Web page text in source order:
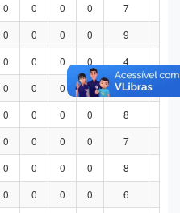
0 0 0 0 7
0 0 0 0 9
0 0 0 0 4
0 0 0 0 5
0 0 0 0 8
0 0 0 0 7
0 0 0 0 8
0 0 0 0 6